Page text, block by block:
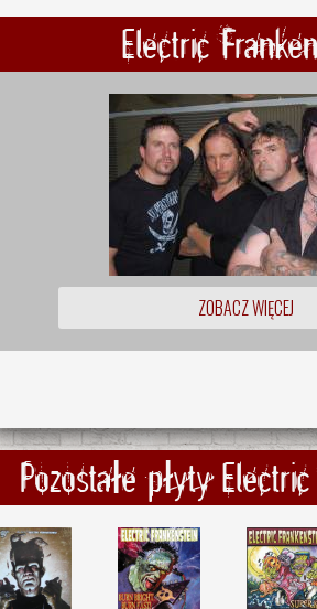
Electric
ZOBACZ WIĘCEJ
Pozostałe płyty